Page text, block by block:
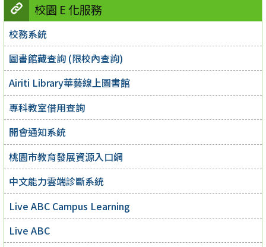
校園 E 化服務
校務系統
圖書館藏查詢 (限校內查詢)
Airiti Library華藝線上圖書館
專科教室借用查詢
開會通知系統
桃園市教育發展資源入口網
中文能力雲端診斷系統
Live ABC Campus Learning
Live ABC